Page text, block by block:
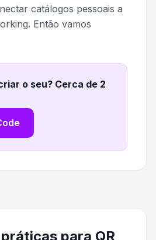
catálogos pessoais a
Então vamos
o seu? Cerca de 2
para QR